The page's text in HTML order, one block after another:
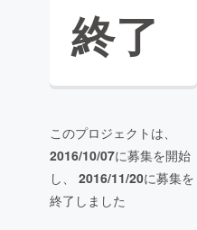
終了
このプロジェクトは、
2016/10/07に募集を開始
し、 2016/11/20に募集を
終了しました